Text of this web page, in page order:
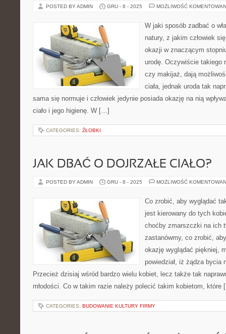
POSTED BY ADMIN GRU - 8 - 2025 MOŻLIWOŚĆ
W jaki sposób zadbać o
natury, z jakim człowiek
okazji w znaczącym
urodę. Oczywiście takiego
czy makijaż, dają
ciała, jednak uroda tak
sama się normuje i człowiek jedynie posiada okazję na nią
ciało i jego higienę. W […]
CATEGORIES: ŹŁOBKI
JAK DBAĆ O DOJRZAŁE CIAŁO?
POSTED BY ADMIN GRU - 8 - 2025 MOŻLIWOŚĆ
Co zrobić, aby wyglądać
jest kierowany do tych
choćby zmarszczki na ich
zastanówmy, co zrobić,
okazję wyglądać piękniej,
powiedział, iż żądza bycia
Przecież dzisiaj wśród bardzo wielu kobiet, lecz także tak
młodości. Co w takim razie należy polecić takim kobietom, które
CATEGORIES: BUDOWANIE KULTURY FIRMY